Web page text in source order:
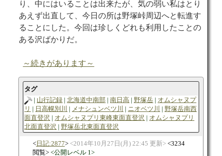
り、中にはいることは出来たが、気の弱い私はとり
あえず出直して、今日の所は野塚峠周辺へと転進す
ることにした。今回は珍しくどれも利用したことの
ある沢ばかりだ。
～続きがあります～
タグ
山行記録
北海道中南部 南日高 野塚岳
オムシャヌプ
リ
日高幌別川 メナシュンベツ川 ニオベツ川
野塚岳南西
面直登沢
オムシャヌプリ東峰東面直登沢
オムシャヌプリ
北面直登沢
野塚岳北東面直登沢
日記:2877 2014年10月27日(月) 22:45 更新
3234
閲覧
公開レベル 1